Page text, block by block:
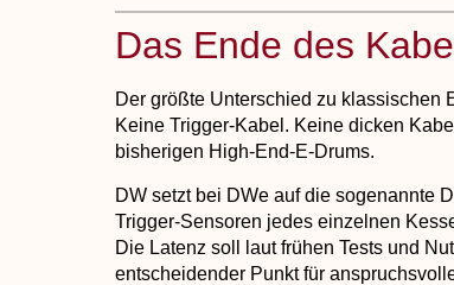
Das Ende des
Der größte Unterschied zu klassischen
Keine Trigger-Kabel. Keine dicken
bisherigen High-End-E-Drums.
DW setzt bei DWe auf die sogenannte
Trigger-Sensoren jedes einzelnen
Die Latenz soll laut frühen Tests und
entscheidender Punkt für